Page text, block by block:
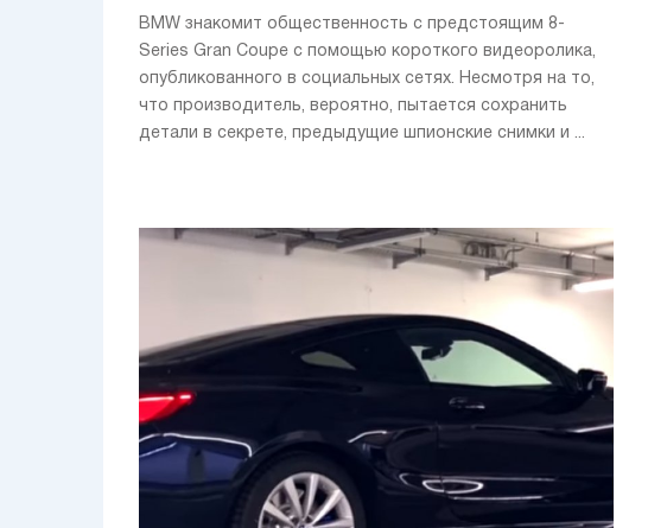
BMW знакомит общественность с предстоящим 8-
Series Gran Coupe с помощью короткого видеоролика,
опубликованного в социальных сетях. Несмотря на то,
что производитель, вероятно, пытается сохранить
детали в секрете, предыдущие шпионские снимки и ...